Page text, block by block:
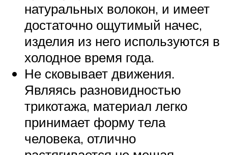
натуральных волокон, и имеет
достаточно ощутимый начес,
изделия из него используются в
холодное время года.
Не сковывает движения.
Являясь разновидностью
трикотажа, материал легко
принимает форму тела
человека, отлично